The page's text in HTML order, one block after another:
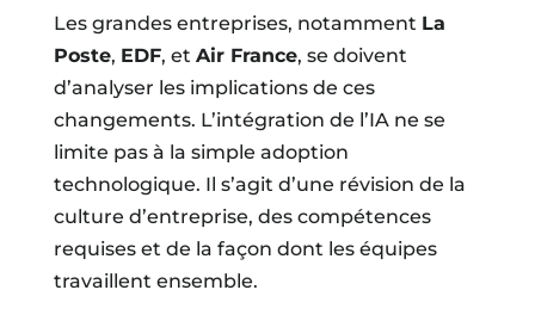
Les grandes entreprises, notamment La
Poste, EDF, et Air France, se doivent
d’analyser les implications de ces
changements. L’intégration de l’IA ne se
limite pas à la simple adoption
technologique. Il s’agit d’une révision de la
culture d’entreprise, des compétences
requises et de la façon dont les équipes
travaillent ensemble.